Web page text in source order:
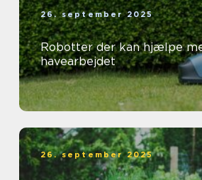
26. september 2025
Robotter der kan hjælpe
havearbejdet
26. september 2025